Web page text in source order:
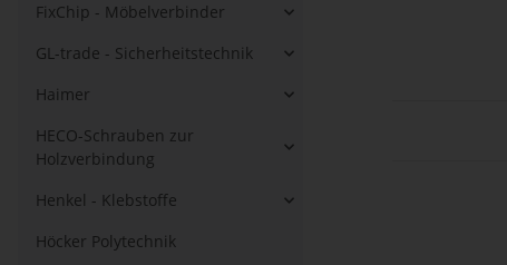
FixChip - Möbelverbinder
GL-trade - Sicherheitstechnik
Haimer
HECO-Schrauben zur
Holzverbindung
Henkel - Klebstoffe
Höcker Polytechnik